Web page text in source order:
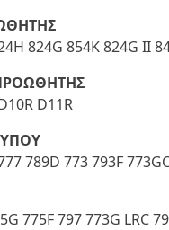
824G 854K 824G II
D11R
789D 773 793F
775F 797 773G LRC